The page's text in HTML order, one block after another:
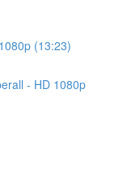
(13:23)
- HD 1080p